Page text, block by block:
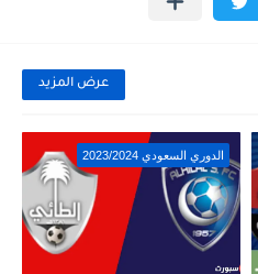
عرض المزيد
الدوري السعودي 2023/2024